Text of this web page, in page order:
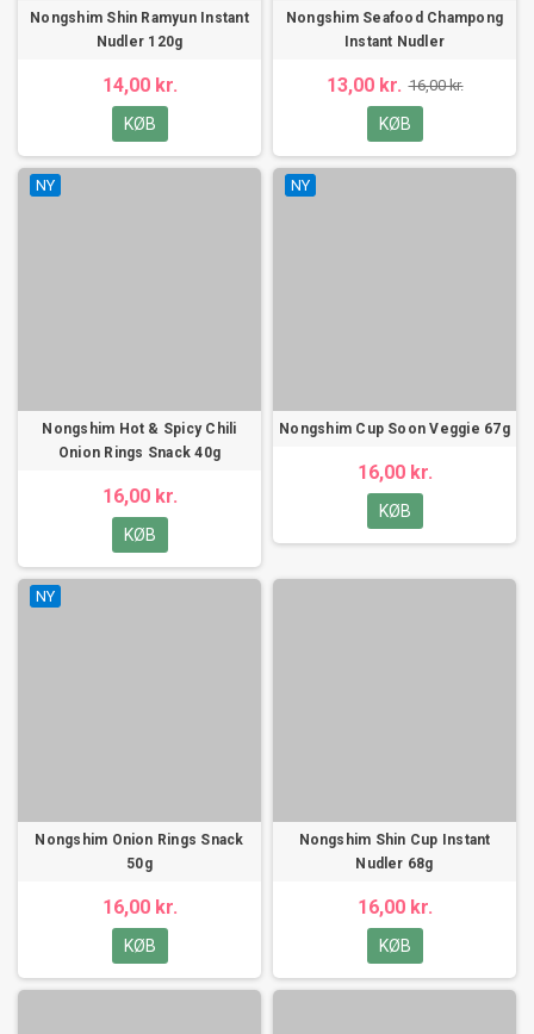
Nongshim Shin Ramyun Instant
Nudler 120g
14,00 kr.
KØB
Nongshim Seafood Champong
Instant Nudler
13,00 kr. 16,00 kr.
KØB
NY
Nongshim Hot & Spicy Chili
Onion Rings Snack 40g
16,00 kr.
KØB
NY
Nongshim Cup Soon Veggie 67g
16,00 kr.
KØB
NY
Nongshim Onion Rings Snack
50g
16,00 kr.
KØB
Nongshim Shin Cup Instant
Nudler 68g
16,00 kr.
KØB